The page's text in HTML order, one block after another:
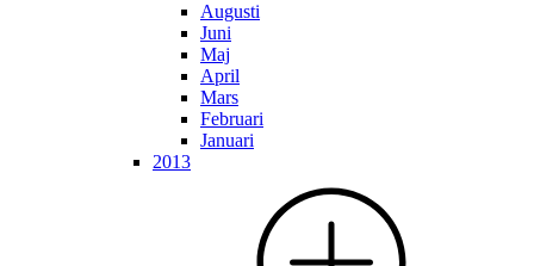
Augusti
Juni
Maj
April
Mars
Februari
Januari
2013